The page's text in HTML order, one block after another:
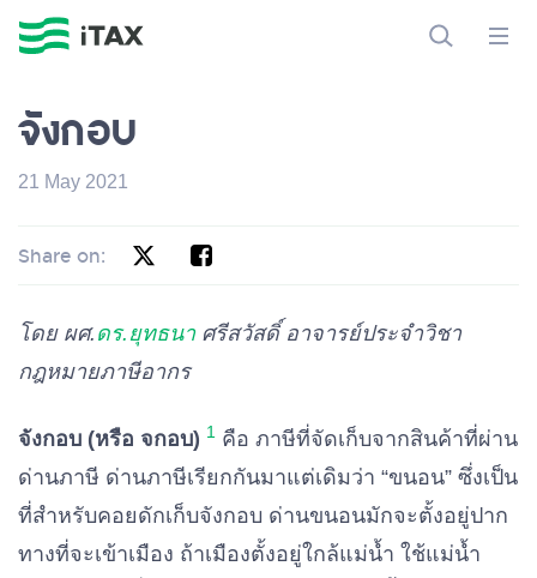
จังกอบ
21 May 2021
Share on:
โดย ผศ. ดร.ยุทธนาศรีสวัสดิ์ อาจารย์ประจำวิชา
กฎหมายภาษีอากร
จังกอบ (หรือ จกอบ) 1 คือ ภาษีที่จัดเก็บจากสินค้าที่ผ่าน
ด่านภาษี ด่านภาษีเรียกกันมาแต่เดิมว่า “ขนอน” ซึ่งเป็น
ที่สำหรับคอยดักเก็บจังกอบ ด่านขนอนมักจะตั้งอยู่ปาก
ทางที่จะเข้าเมือง ถ้าเมืองตั้งอยู่ใกล้แม่น้ำ ใช้แม่น้ำ